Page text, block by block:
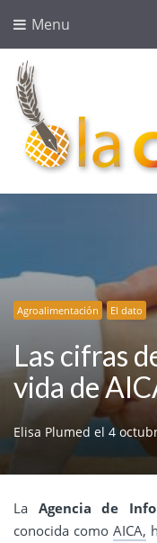
Menu
lacriba.net
Agroalimentación El dato
Las cifras
vida de
Elisa Plumed el 4
La Agencia de
conocida como AICA,